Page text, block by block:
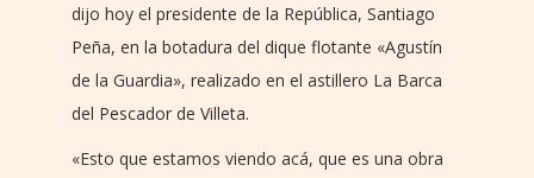
dijo hoy el presidente de la República, Santiago
Peña, en la botadura del dique flotante «Agustín
de la Guardia», realizado en el astillero La Barca
del Pescador de Villeta.
«Esto que estamos viendo acá, que es una obra